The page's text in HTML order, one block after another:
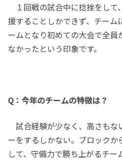
１回戦の試合中に捻挫をして
援することしかできず、チーム
ームとなり初めての大会で全員
なかったという印象です。
Q：今年のチームの特徴は？
試合経験が少なく、高さもな
ーをするしかない。ブロック
して、守備力で勝ち上がるチー